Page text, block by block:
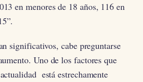
en menores de 18 años, 116 en
significativos, cabe preguntarse
Uno de los factores que
está estrechamente